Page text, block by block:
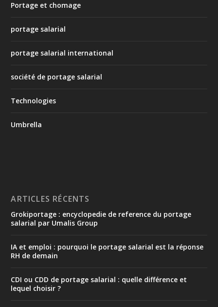
Portage et chomage
portage salarial
portage salarial international
société de portage salarial
Technologies
Umbrella
ARTICLES RÉCENTS
Grokiportage : encyclopedie de reference du portage
salarial par Umalis Group
IA et emploi : pourquoi le portage salarial est la réponse
RH de demain
CDI ou CDD de portage salarial : quelle différence et
lequel choisir ?